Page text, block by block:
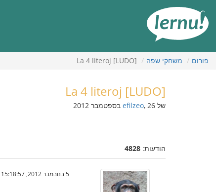
העניינים
פורום משחקי שפה [LUDO] La 4 literoj
[LUDO] La 4 literoj
של efilzeo, 26 בספטמבר 2012
הודעות: 4828
5 בנובמבר 2012, 15:18:57